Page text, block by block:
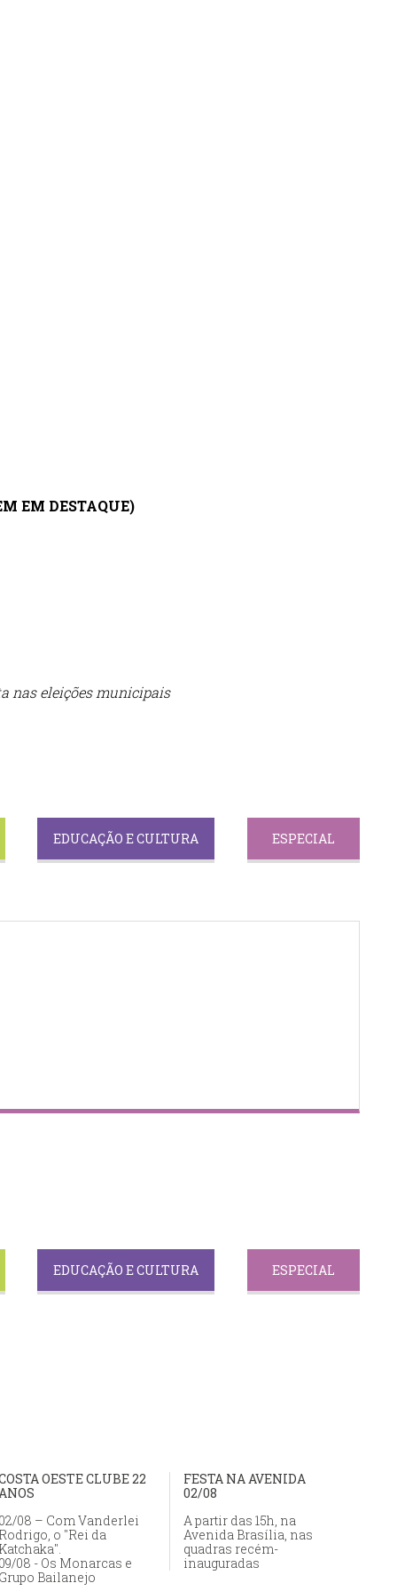
EM DESTAQUE)
nas eleições municipais
EDUCAÇÃO E CULTURA ESPECIAL
EDUCAÇÃO E CULTURA ESPECIAL
OESTE CLUBE 22
02/08 – Com Vanderlei
Rodrigo, o "Rei da
Katchaka".
09/08 - Os Monarcas e
Grupo Bailanejo
FESTA NA AVENIDA
02/08
A partir das 15h, na
Avenida Brasília, nas
quadras recém-
inauguradas